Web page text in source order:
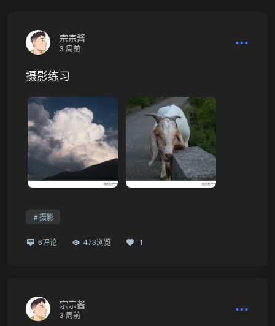
宗宗酱
3 周前
摄影练习
摄影
6评论 473浏览 1
宗宗酱
3 周前